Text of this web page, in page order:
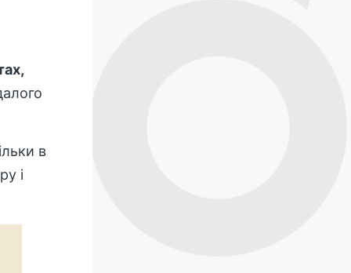
в
і